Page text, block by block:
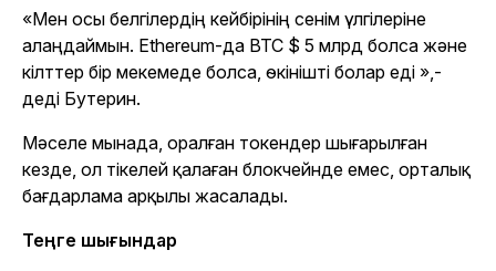
«Мен осы белгілердің кейбірінің сенім үлгілеріне
алаңдаймын. Ethereum-да BTC $ 5 млрд болса және
кілттер бір мекемеде болса, өкінішті болар еді », -
деді Бутерин.
Мәселе мынада, оралған токендер шығарылған
кезде, ол тікелей қалаған блокчейнде емес, орталық
бағдарлама арқылы жасалады.
Теңге шығындар